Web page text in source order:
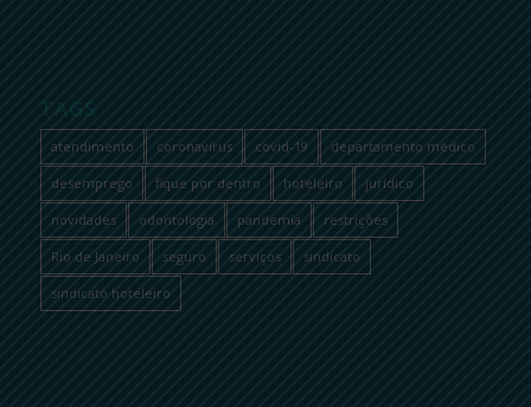
TAGS
atendimento coronavírus covid-19 departamento médico
desemprego fique por dentro hoteleiro jurídico
novidades odontologia pandemia restrições
Rio de Janeiro seguro serviços sindicato
sindicato hoteleiro